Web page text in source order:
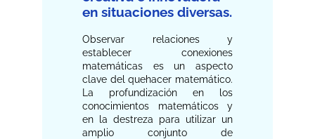
en situaciones diversas.
Observar relaciones y
establecer conexiones
matemáticas es un aspecto
clave del quehacer matemático.
La profundización en los
conocimientos matemáticos y
en la destreza para utilizar un
amplio conjunto de